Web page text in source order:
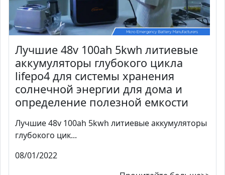
Лучшие 48v 100ah 5kwh литиевые
аккумуляторы глубокого цикла
lifepo4 для системы хранения
солнечной энергии для дома и
определение полезной емкости
Лучшие 48v 100ah 5kwh литиевые аккумуляторы
глубокого цик...
08/01/2022